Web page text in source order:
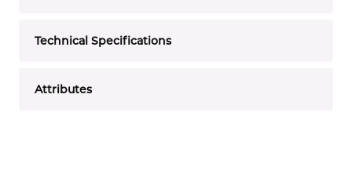
Technical Specifications
Attributes